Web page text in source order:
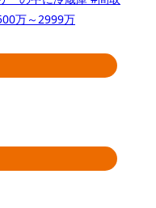
万～2999万